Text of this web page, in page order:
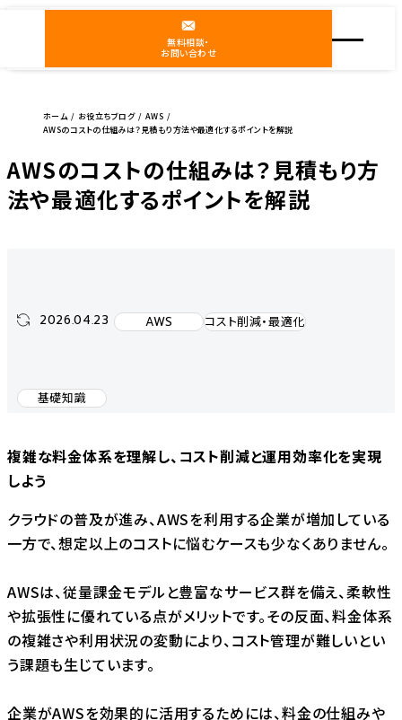
無料相談・
お問い合わせ
ホーム お役立ちブログ
AWS
AWSのコストの仕組みは？見積もり方法や最適化するポイントを解説
AWSのコストの仕組みは？見積もり方
法や最適化するポイントを解説
2026.04.23 AWS コスト削減・最適化
基礎知識
複雑な料金体系を理解し、コスト削減と運用効率化を実現
しよう
クラウドの普及が進み、AWSを利用する企業が増加している
一方で、想定以上のコストに悩むケースも少なくありません。
AWSは、従量課金モデルと豊富なサービス群を備え、柔軟性
や拡張性に優れている点がメリットです。その反面、料金体系
の複雑さや利用状況の変動により、コスト管理が難しいとい
う課題も生じています。
企業がAWSを効果的に活用するためには、料金の仕組みや